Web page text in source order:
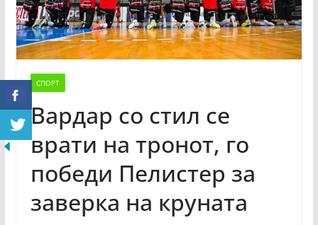
СПОРТ
Вардар со стил се
врати на тронот, го
победи Пелистер за
заверка на круната